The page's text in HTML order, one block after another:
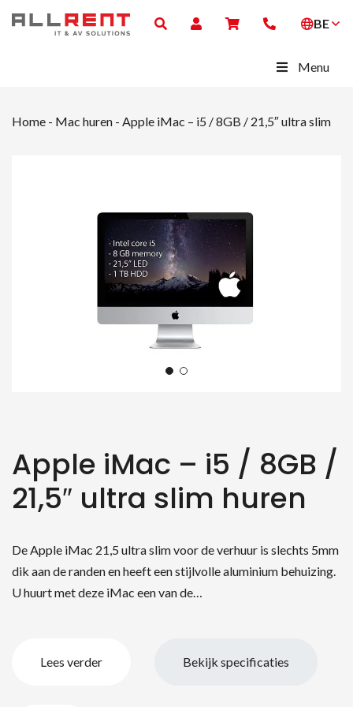
BE
Menu
Home - Mac huren - Apple iMac – i5 / 8GB / 21,5″ ultra slim
Apple iMac – i5 / 8GB /
21,5″ ultra slim huren
De Apple iMac 21,5 ultra slim voor de verhuur is slechts 5mm
dik aan de randen en heeft een stijlvolle aluminium behuizing.
U huurt met deze iMac een van de…
Lees verder Bekijk specificaties